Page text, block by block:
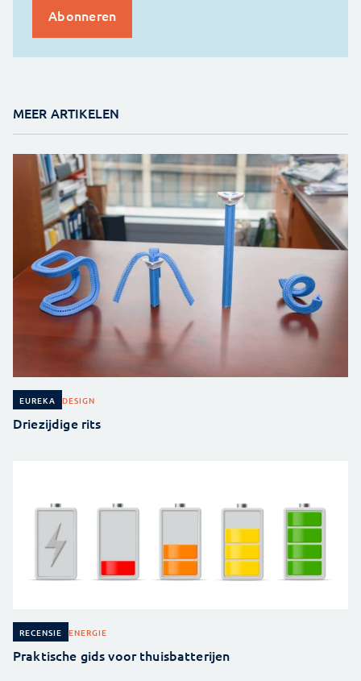
MEER ARTIKELEN
EUREKA DESIGN
Driezijdige rits
RECENSIE ENERGIE
Praktische gids voor thuisbatterijen